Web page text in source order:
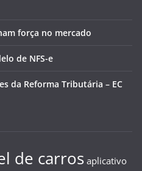
força no mercado
de NFS-e
da Reforma Tributária – EC
de carros aplicativo